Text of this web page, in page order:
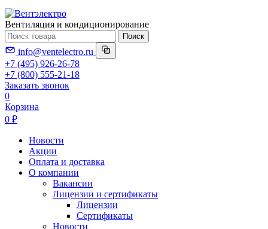
Вентиляция и кондиционирование
Поиск
info@ventelectro.ru
+7 (495) 926-26-78
+7 (800) 555-21-18
Заказать звонок
0
Корзина
0 ₽
Новости
Акции
Оплата и доставка
О компании
Вакансии
Лицензии и сертификаты
Лицензии
Сертификаты
Новости